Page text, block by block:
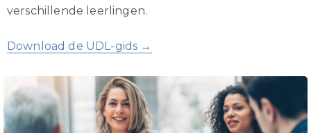
verschillende leerlingen.
Download de UDL-gids →